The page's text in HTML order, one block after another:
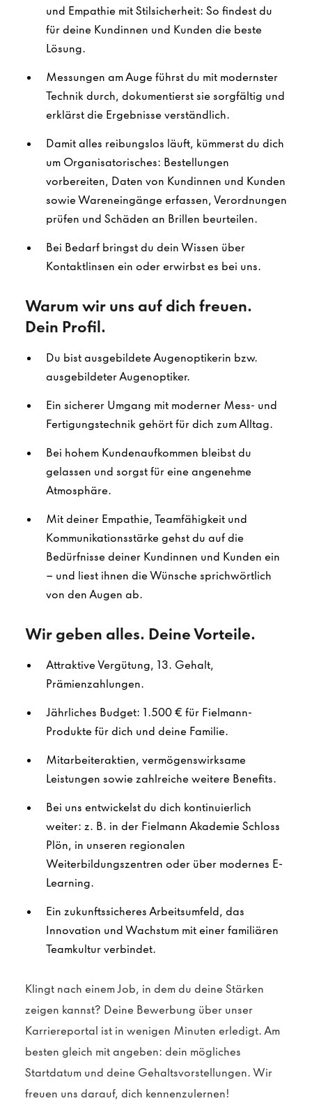
und Empathie mit Stilsicherheit: So findest du
für deine Kundinnen und Kunden die beste
Lösung.
Messungen am Auge führst du mit modernster
Technik durch, dokumentierst sie sorgfältig und
erklärst die Ergebnisse verständlich.
Damit alles reibungslos läuft, kümmerst du dich
um Organisatorisches: Bestellungen
vorbereiten, Daten von Kundinnen und Kunden
sowie Wareneingänge erfassen, Verordnungen
prüfen und Schäden an Brillen beurteilen.
Bei Bedarf bringst du dein Wissen über
Kontaktlinsen ein oder erwirbst es bei uns.
Warum wir uns auf dich freuen.
Dein Profil.
Du bist ausgebildete Augenoptikerin bzw.
ausgebildeter Augenoptiker.
Ein sicherer Umgang mit moderner Mess- und
Fertigungstechnik gehört für dich zum Alltag.
Bei hohem Kundenaufkommen bleibst du
gelassen und sorgst für eine angenehme
Atmosphäre.
Mit deiner Empathie, Teamfähigkeit und
Kommunikationsstärke gehst du auf die
Bedürfnisse deiner Kundinnen und Kunden ein
– und liest ihnen die Wünsche sprichwörtlich
von den Augen ab.
Wir geben alles. Deine Vorteile.
Attraktive Vergütung, 13. Gehalt,
Prämienzahlungen.
Jährliches Budget: 1.500 € für Fielmann-
Produkte für dich und deine Familie.
Mitarbeiteraktien, vermögenswirksame
Leistungen sowie zahlreiche weitere Benefits.
Bei uns entwickelst du dich kontinuierlich
weiter: z. B. in der Fielmann Akademie Schloss
Plön, in unseren regionalen
Weiterbildungszentren oder über modernes E-
Learning.
Ein zukunftssicheres Arbeitsumfeld, das
Innovation und Wachstum mit einer familiären
Teamkultur verbindet.
Klingt nach einem Job, in dem du deine Stärken
zeigen kannst? Deine Bewerbung über unser
Karriereportal ist in wenigen Minuten erledigt. Am
besten gleich mit angeben: dein mögliches
Startdatum und deine Gehaltsvorstellungen. Wir
freuen uns darauf, dich kennenzulernen!